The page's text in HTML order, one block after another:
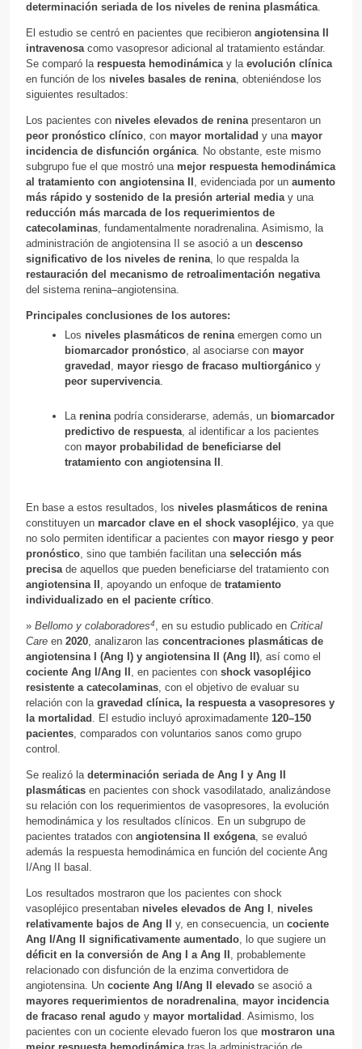
determinación seriada de los niveles de renina plasmática.
El estudio se centró en pacientes que recibieron angiotensina II
intravenosacomo vasopresor adicional al tratamiento estándar.
Se comparó la respuesta hemodinámicay la evolución clínica
en función de los niveles basales de renina, obteniéndose los
siguientes resultados:
Los pacientes con niveles elevados de reninapresentaron un
peor pronóstico clínico, con mayor mortalidad y una mayor
incidencia de disfunción orgánica. No obstante, este mismo
subgrupo fue el que mostró una mejor respuesta hemodinámica
al tratamiento con angiotensina II , evidenciada por un aumento
más rápido y sostenido de la presión arterial mediay una
reducción más marcada de los requerimientos de
catecolaminas, fundamentalmente noradrenalina. Asimismo, la
administración de angiotensina II se asoció a un descenso
significativo de los niveles de renina, lo que respalda la
restauración del mecanismo de retroalimentación negativa
del sistema renina–angiotensina.
Principales conclusiones de los autores:
Los niveles plasmáticos de reninaemergen como un
biomarcador pronóstico, al asociarse con mayor
gravedad , mayor riesgo de fracaso multiorgánico y
peor supervivencia.
La reninapodría considerarse, además, un biomarcador
predictivo de respuesta, al identificar a los pacientes
con mayor probabilidad de beneficiarse del
tratamiento con angiotensina II .
En base a estos resultados, los niveles plasmáticos de renina
constituyen un marcador clave en el shock vasopléjico, ya que
no solo permiten identificar a pacientes con mayor riesgo y peor
pronóstico, sino que también facilitan una selección más
precisade aquellos que pueden beneficiarse del tratamiento con
angiotensina II , apoyando un enfoque de tratamiento
individualizado en el paciente crítico.
» Bellomo y colaboradores4, en su estudio publicado en Critical
Care en 2020, analizaron las concentraciones plasmáticas de
angiotensina I (Ang I) y angiotensina II (Ang II), así como el
cociente Ang I/Ang II , en pacientes con shock vasopléjico
resistente a catecolaminas, con el objetivo de evaluar su
relación con la gravedad clínica, la respuesta a vasopresores y
la mortalidad . El estudio incluyó aproximadamente 120–150
pacientes, comparados con voluntarios sanos como grupo
control.
Se realizó la determinación seriada de Ang I y Ang II
plasmáticas en pacientes con shock vasodilatado, analizándose
su relación con los requerimientos de vasopresores, la evolución
hemodinámica y los resultados clínicos. En un subgrupo de
pacientes tratados con angiotensina II exógena, se evaluó
además la respuesta hemodinámica en función del cociente Ang
I/Ang II basal.
Los resultados mostraron que los pacientes con shock
vasopléjico presentaban niveles elevados de Ang I , niveles
relativamente bajos de Ang II
y, en consecuencia, un cociente
Ang I/Ang II significativamente aumentado, lo que sugiere un
déficit en la conversión de Ang I a Ang II , probablemente
relacionado con disfunción de la enzima convertidora de
angiotensina. Un cociente Ang I/Ang II elevado se asoció a
mayores requerimientos de noradrenalina, mayor incidencia
de fracaso renal agudo y mayor mortalidad . Asimismo, los
pacientes con un cociente elevado fueron los que mostraron una